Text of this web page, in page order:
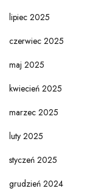
lipiec 2025
czerwiec 2025
maj 2025
kwiecień 2025
marzec 2025
luty 2025
styczeń 2025
grudzień 2024